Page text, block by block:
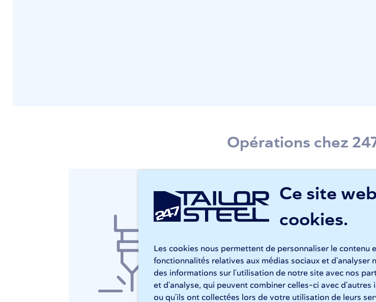
Ce site
cookies.
Les cookies nous permettent de personnaliser le contenu
fonctionnalités relatives aux médias sociaux et d'analyser
des informations sur l'utilisation de notre site avec nos
et d'analyse, qui peuvent combiner celles-ci avec d'autres
ou qu'ils ont collectées lors de votre utilisation de leurs
Opérations chez
Découpe au laser d'acier
Notre parc de machines est équipé de
acier. Même les structures les plus
arête de coupe est garantie.
Laissez-vous convaincre par la qualité
d'une grande série.